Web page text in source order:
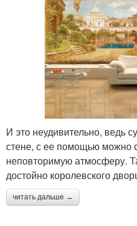
И это неудивительно, ведь
стене, с ее помощью можно
неповторимую атмосферу.
достойно королевского
читать дальше →